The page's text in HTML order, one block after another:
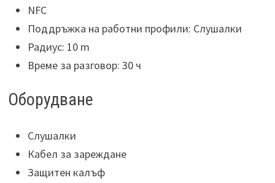
NFC
Поддръжка на работни профили: Слушалки
Радиус: 10 m
Време за разговор: 30 ч
Оборудване
Слушалки
Кабел за зареждане
Защитен калъф